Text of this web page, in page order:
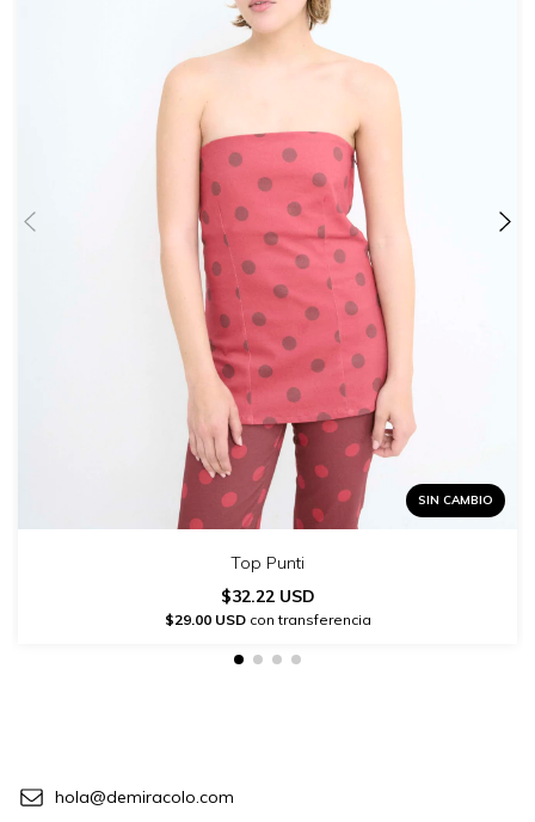
SIN CAMBIO
Top Punti
$32.22 USD
$29.00 USDcon transferencia
hola@demiracolo.com